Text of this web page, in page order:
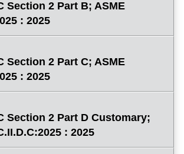
Section 2 Part B; ASME
: 2025
Section 2 Part C; ASME
: 2025
Section 2 Part D Customary;
: 2025